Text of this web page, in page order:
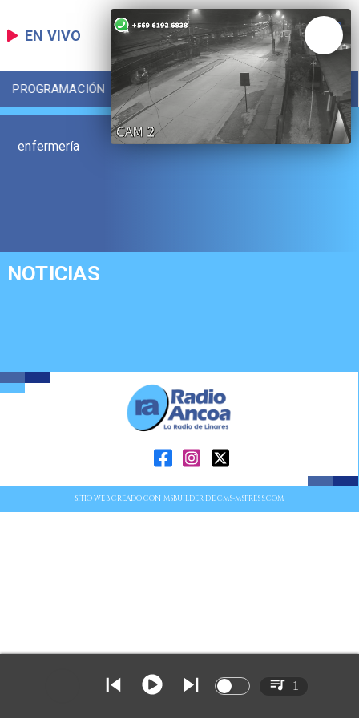
EN VIVO
PROGRAMACIÓN LOCAL DEPORTES
enfermería
NOTICIAS
SITIO WEB CREADO CON MSBUILDER DE CMS-MSPRESS.COM
1